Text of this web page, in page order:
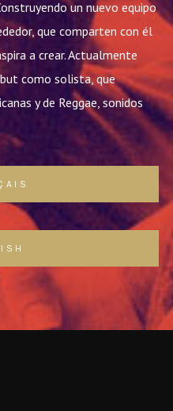
un nuevo equipo
que comparten con él
a crear. Actualmente
como solista, que
y de Reggae, sonidos